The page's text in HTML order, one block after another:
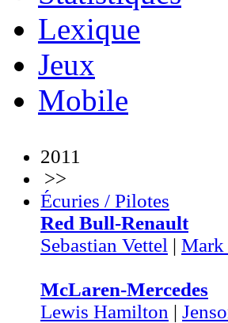
Lexique
Jeux
Mobile
2011
>>
Écuries / Pilotes
Red Bull-Renault
Sebastian Vettel | Mark
McLaren-Mercedes
Lewis Hamilton |